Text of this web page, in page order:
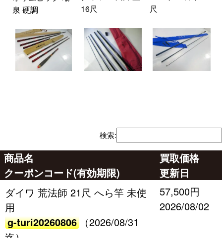
泉 硬調
16尺
尺
検索:
商品名
クーポンコード(有効期限)
買取価格
更新日
ダイワ 荒法師 21尺 へら竿 未使
用
g-turi20260806
（2026/08/31
57,500円
2026/08/02